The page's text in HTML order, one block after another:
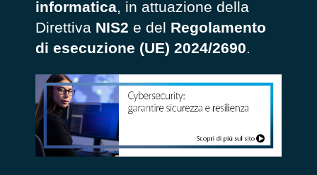
informatica, in attuazione della
Direttiva NIS2 e del Regolamento
di esecuzione (UE) 2024/2690.